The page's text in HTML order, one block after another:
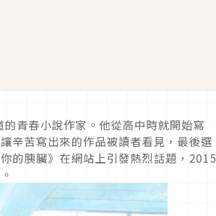
青春小說作家。他從高中時就開始寫
辛苦寫出來的作品被讀者看見，最後選
的胰臟》在網站上引發熱烈話題，2015